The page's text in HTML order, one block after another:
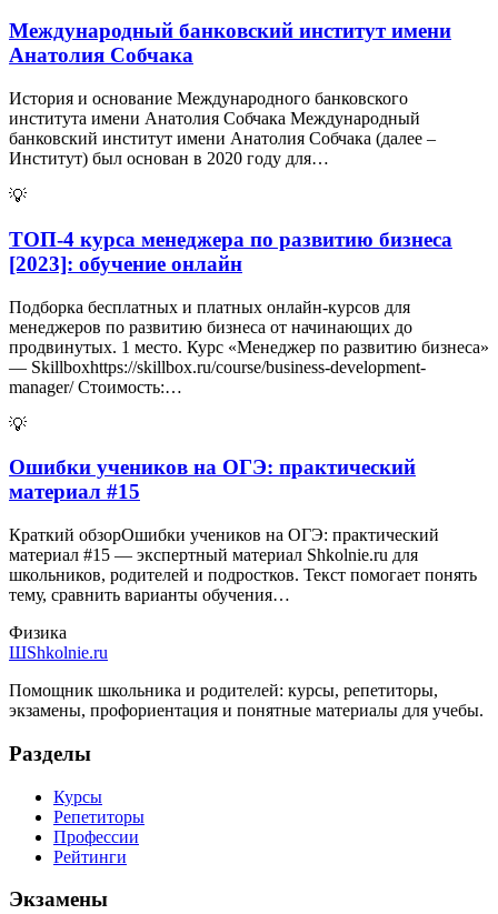
Международный банковский институт имени
Анатолия Собчака
История и основание Международного банковского
института имени Анатолия Собчака Международный
банковский институт имени Анатолия Собчака (далее –
Институт) был основан в 2020 году для…
💡
ТОП-4 курса менеджера по развитию бизнеса
[2023]: обучение онлайн
Подборка бесплатных и платных онлайн-курсов для
менеджеров по развитию бизнеса от начинающих до
продвинутых. 1 место. Курс «Менеджер по развитию бизнеса»
— Skillboxhttps://skillbox.ru/course/business-development-
manager/ Стоимость:…
💡
Ошибки учеников на ОГЭ: практический
материал #15
Краткий обзорОшибки учеников на ОГЭ: практический
материал #15 — экспертный материал Shkolnie.ru для
школьников, родителей и подростков. Текст помогает понять
тему, сравнить варианты обучения…
Физика
ШShkolnie.ru
Помощник школьника и родителей: курсы, репетиторы,
экзамены, профориентация и понятные материалы для учебы.
Разделы
Курсы
Репетиторы
Профессии
Рейтинги
Экзамены